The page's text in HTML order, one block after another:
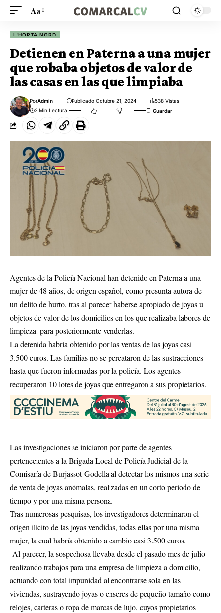
Aa
L'HORTA NORD
Detienen en Paterna a una mujer
que robaba objetos de valor de
las casas en las que limpiaba
PorAdmin Publicado Octubre 21, 2024
538 Vistas
2 Min Lectura
Agentes de la Policía Nacional han detenido en Paterna a una
mujer de 48 años, de origen español, como presunta autora de
un delito de hurto, tras al parecer haberse apropiado de joyas u
objetos de valor de los domicilios en los que realizaba labores de
limpieza, para posteriormente venderlas.
La detenida habría obtenido por las ventas de las joyas casi
3.500 euros. Las familias no se percataron de las sustracciones
hasta que fueron informadas por la policía. Los agentes
recuperaron 10 lotes de joyas que entregaron a sus propietarios.
Las investigaciones se iniciaron por parte de agentes
pertenecientes a la Brigada Local de Policía Judicial de la
Comisaría de Burjassot-Godella al detectar los mismos una serie
de venta de joyas anómalas, realizadas en un corto periodo de
tiempo y por una misma persona.
Tras numerosas pesquisas, los investigadores determinaron el
origen ilícito de las joyas vendidas, todas ellas por una misma
mujer, la cual habría obtenido a cambio casi 3.500 euros.
Al parecer, la sospechosa llevaba desde el pasado mes de julio
realizando trabajos para una empresa de limpieza a domicilio,
actuando con total impunidad al encontrarse sola en las
viviendas, sustrayendo joyas o enseres de pequeño tamaño como
relojes, carteras o ropa de marcas de lujo, cuyos propietarios